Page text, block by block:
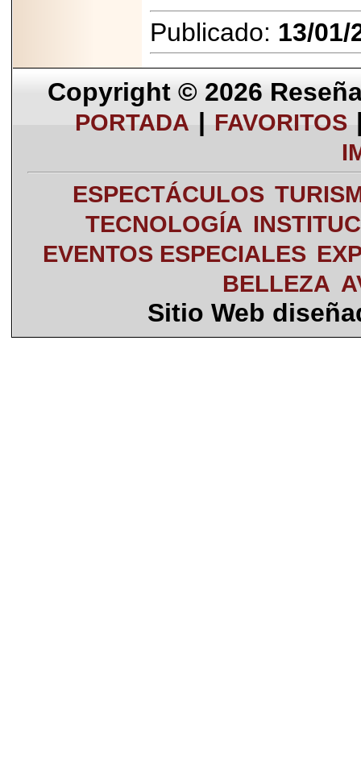
Publicado: 13/01/
Copyright © 2026
PORTADA | FAVORITOS
ESPECTÁCULOS
TECNOLOGÍA
EVENTOS ESPECIALES
BELLEZA
Sitio Web